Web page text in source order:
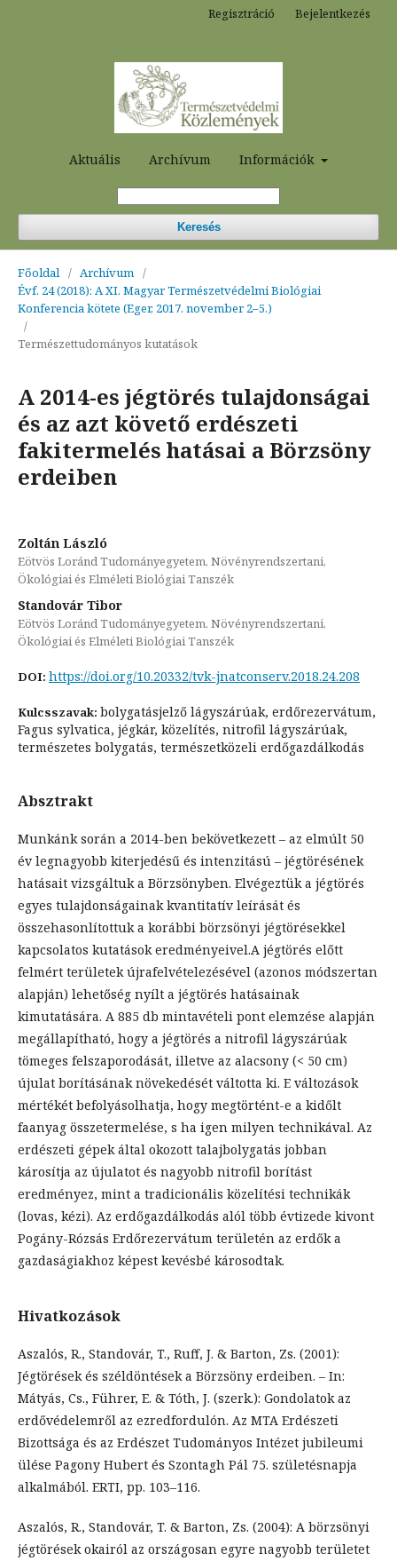
Aktuális Archívum Információk
Keresés
Regisztráció Bejelentkezés
Főoldal / Archívum /
Évf. 24 (2018): A XI. Magyar Természetvédelmi Biológiai
Konferencia kötete (Eger, 2017. november 2–5.)
/
Természettudományos kutatások
A 2014-es jégtörés tulajdonságai
és az azt követő erdészeti
fakitermelés hatásai a Börzsöny
erdeiben
Zoltán László
Eötvös Loránd Tudományegyetem, Növényrendszertani,
Ökológiai és Elméleti Biológiai Tanszék
Standovár Tibor
Eötvös Loránd Tudományegyetem, Növényrendszertani,
Ökológiai és Elméleti Biológiai Tanszék
DOI: https://doi.org/10.20332/tvk-jnatconserv.2018.24.208
Kulcsszavak: bolygatásjelző lágyszárúak, erdőrezervátum,
Fagus sylvatica, jégkár, közelítés, nitrofil lágyszárúak,
természetes bolygatás, természetközeli erdőgazdálkodás
Absztrakt
Munkánk során a 2014-ben bekövetkezett – az elmúlt 50
év legnagyobb kiterjedésű és intenzitású – jégtörésének
hatásait vizsgáltuk a Börzsönyben. Elvégeztük a jégtörés
egyes tulajdonságainak kvantitatív leírását és
összehasonlítottuk a korábbi börzsönyi jégtörésekkel
kapcsolatos kutatások eredményeivel.A jégtörés előtt
felmért területek újrafelvételezésével (azonos módszertan
alapján) lehetőség nyílt a jégtörés hatásainak
kimutatására. A 885 db mintavételi pont elemzése alapján
megállapítható, hogy a jégtörés a nitrofil lágyszárúak
tömeges felszaporodását, illetve az alacsony (< 50 cm)
újulat borításának növekedését váltotta ki. E változások
mértékét befolyásolhatja, hogy megtörtént-e a kidőlt
faanyag összetermelése, s ha igen milyen technikával. Az
erdészeti gépek által okozott talajbolygatás jobban
károsítja az újulatot és nagyobb nitrofil borítást
eredményez, mint a tradicionális közelítési technikák
(lovas, kézi). Az erdőgazdálkodás alól több évtizede kivont
Pogány-Rózsás Erdőrezervátum területén az erdők a
gazdaságiakhoz képest kevésbé károsodtak.
Hivatkozások
Aszalós, R., Standovár, T., Ruff, J. & Barton, Zs. (2001):
Jégtörések és széldöntések a Börzsöny erdeiben. – In:
Mátyás, Cs., Führer, E. & Tóth, J. (szerk.): Gondolatok az
erdővédelemről az ezredfordulón. Az MTA Erdészeti
Bizottsága és az Erdészet Tudományos Intézet jubileumi
ülése Pagony Hubert és Szontagh Pál 75. születésnapja
alkalmából. ERTI, pp. 103–116.
Aszalós, R., Standovár, T. & Barton, Zs. (2004): A börzsönyi
jégtörések okairól az országosan egyre nagyobb területet